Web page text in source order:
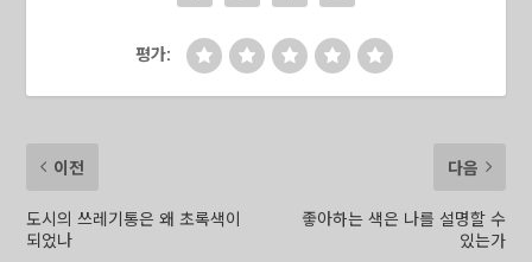
평가:
이전
도시의 쓰레기통은 왜 초록색이
되었나
다음
좋아하는 색은 나를 설명할 수
있는가